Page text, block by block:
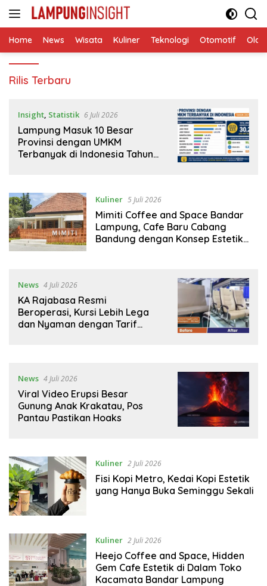
Langsung
Home News Wisata Kuliner Teknologi Otomotif
Lampung
Rilis Terbaru
Insight, Statistik 6 Juli 2026
Lampung Masuk 10 Besar
Provinsi dengan UMKM
Terbanyak di Indonesia Tahun
Kuliner 5 Juli 2026
Mimiti Coffee and Space Bandar
Lampung, Cafe Baru Cabang
Bandung dengan Konsep Estetik
News 4 Juli 2026
KA Rajabasa Resmi
Beroperasi, Kursi Lebih Lega
dan Nyaman dengan Tarif
News 4 Juli 2026
Viral Video Erupsi Besar
Gunung Anak Krakatau, Pos
Pantau Pastikan Hoaks
Kuliner 2 Juli 2026
Fisi Kopi Metro, Kedai Kopi Estetik
yang Hanya Buka Seminggu Sekali
Kuliner 2 Juli 2026
Heejo Coffee and Space, Hidden
Gem Cafe Estetik di Dalam Toko
Kacamata Bandar Lampung